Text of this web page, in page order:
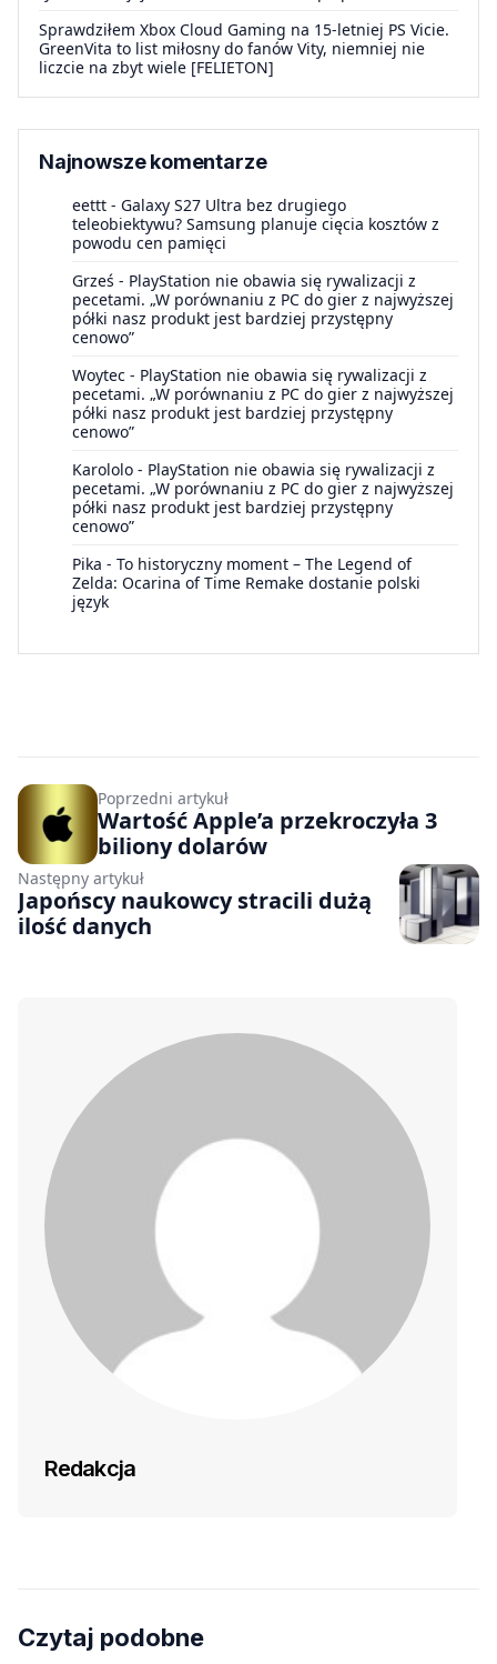
Sprawdziłem Xbox Cloud Gaming na 15-letniej PS Vicie.
GreenVita to list miłosny do fanów Vity, niemniej nie
liczcie na zbyt wiele [FELIETON]
Najnowsze komentarze
eettt - Galaxy S27 Ultra bez drugiego
teleobiektywu? Samsung planuje cięcia kosztów z
powodu cen pamięci
Grześ - PlayStation nie obawia się rywalizacji z
pecetami. „W porównaniu z PC do gier z najwyższej
półki nasz produkt jest bardziej przystępny
cenowo”
Woytec - PlayStation nie obawia się rywalizacji z
pecetami. „W porównaniu z PC do gier z najwyższej
półki nasz produkt jest bardziej przystępny
cenowo”
Karololo - PlayStation nie obawia się rywalizacji z
pecetami. „W porównaniu z PC do gier z najwyższej
półki nasz produkt jest bardziej przystępny
cenowo”
Pika - To historyczny moment – The Legend of
Zelda: Ocarina of Time Remake dostanie polski
język
Poprzedni artykuł
Wartość Apple’a przekroczyła 3
biliony dolarów
Następny artykuł
Japońscy naukowcy stracili dużą
ilość danych
Redakcja
Czytaj podobne